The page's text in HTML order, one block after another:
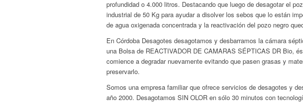
profundidad o 4.000 litros. Destacando que luego de desagotar el
industrial de 50 Kg para ayudar a disolver los sebos que lo están
de agua oxigenada concentrada y la reactivación del pozo negro
En Córdoba Desagotes desagotamos y desbarramos la cámara
una Bolsa de REACTIVADOR DE CAMARAS SÉPTICAS DR Bio,
comience a degradar nuevamente evitando que pasen grasas y
preservarlo.
Somos una empresa familiar que ofrece servicios de desagotes y
año 2000. Desagotamos SIN OLOR en sólo 30 minutos con